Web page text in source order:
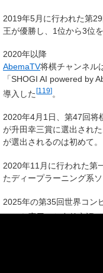
2019年5月に行われた第
王が優勝し、1位から3位
2020年以降
AbemaTV将棋チャンネル
「SHOGI AI powered by
導入した [119] 。
2020年4月1日、第47回将
が升田幸三賞に選出され
が選出されるのは初めて。
2020年11月に行われた第
たディープラーニング系
2025年の第35回世界コン
LLMを応用した自然言語